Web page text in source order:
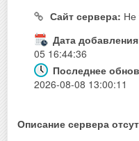
Сайт сервера: Не
Дата
05 16:44:36
Последнее
2026-08-08 13:00:11
Описание сервера